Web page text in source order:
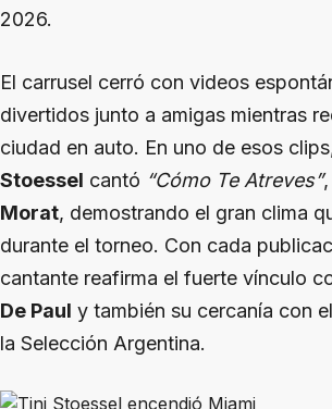
2026.
El carrusel cerró con videos
divertidos junto a amigas mientras
ciudad en auto. En uno de esos
Stoessel cantó “Cómo Te Atreves”
Morat, demostrando el gran clima
durante el torneo. Con cada
cantante reafirma el fuerte vínculo
De Paul y también su cercanía con
la Selección Argentina.